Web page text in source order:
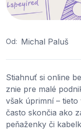
Od: Michal Paluš
Stiahnuť si online
znie pre malé
však úprimní – tieto
často skončia ako
peňaženky či